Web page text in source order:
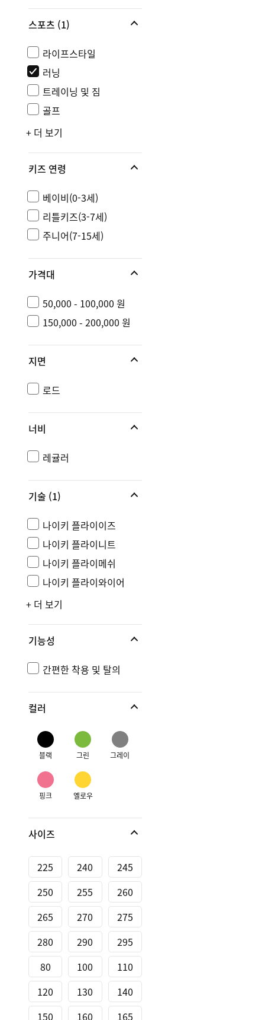
스포츠 (1)
라이프스타일
러닝
트레이닝 및 짐
골프
+ 더 보기
키즈 연령
베이비(0-3세)
리틀키즈(3-7세)
주니어(7-15세)
가격대
50,000 - 100,000 원
150,000 - 200,000 원
지면
로드
너비
레귤러
기술 (1)
나이키 플라이이즈
나이키 플라이니트
나이키 플라이메쉬
나이키 플라이와이어
+ 더 보기
기능성
간편한 착용 및 탈의
컬러
블랙 그린 그레이
핑크 옐로우
사이즈
225 240
245
250
255
260
265
270
275
280
290
295
80
100
110
120
130
140
150
160 165